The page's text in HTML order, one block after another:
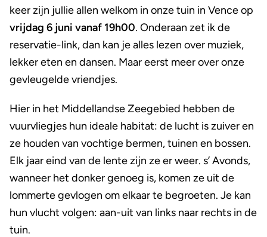
keer zijn jullie allen welkom in onze tuin in Vence op
vrijdag 6 juni vanaf 19h00. Onderaan zet ik de
reservatie-link, dan kan je alles lezen over muziek,
lekker eten en dansen. Maar eerst meer over onze
gevleugelde vriendjes.
Hier in het Middellandse Zeegebied hebben de
vuurvliegjes hun ideale habitat: de lucht is zuiver en
ze houden van vochtige bermen, tuinen en bossen.
Elk jaar eind van de lente zijn ze er weer. s’ Avonds,
wanneer het donker genoeg is, komen ze uit de
lommerte gevlogen om elkaar te begroeten. Je kan
hun vlucht volgen: aan-uit van links naar rechts in de
tuin.